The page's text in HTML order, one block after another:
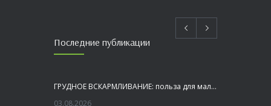
Последние публикации
ГРУДНОЕ ВСКАРМЛИВАНИЕ: польза для малыша и мамы
03.08.2026